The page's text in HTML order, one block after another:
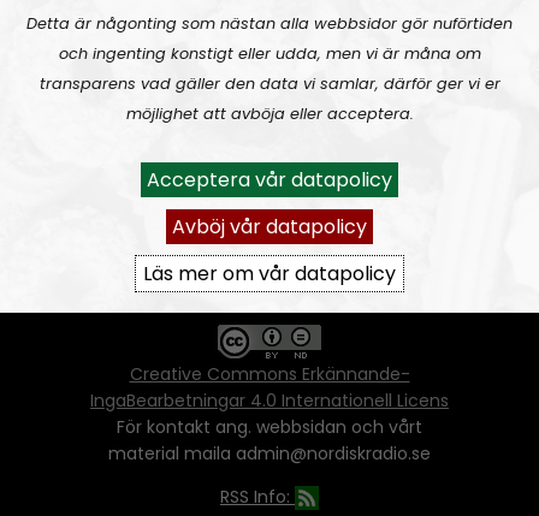
Ansvarig utgivare:Vera Oredsson
Vårdatapolicy
Du får kopiera och sprida vårt material
oförändrat, men uppge oss som källa.
Om ni vill sprida ett urklipp ni själva skapat
går även det bra, så länge det inte görs med
ett vinstdrivande syfte - då behöver ni
skriftlig tillåtelse från oss.
Creative Commons Erkännande-
IngaBearbetningar 4.0 Internationell Licens
För kontakt ang. webbsidan och vårt
material maila admin@nordiskradio.se
RSS Info:
Detta är någonting som nästan alla webbsidor gör nuförtiden
och ingenting konstigt eller udda, men vi är måna om
transparens vad gäller den data vi samlar, därför ger vi er
möjlighet att avböja eller acceptera.
Acceptera vår datapolicy
Avböj vår datapolicy
Läs mer om vår datapolicy